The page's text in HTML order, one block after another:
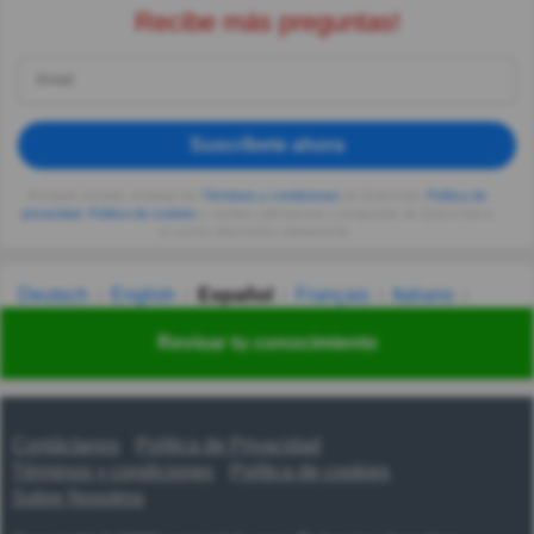
Revisar tu conocimiento
Recibe más preguntas!
Suscríbete ahora
Deutsch English Español Français
Italiano
Українська हिन्दी 한국어 汉语
Contáctanos
Política de Privacidad
Términos y condiciones